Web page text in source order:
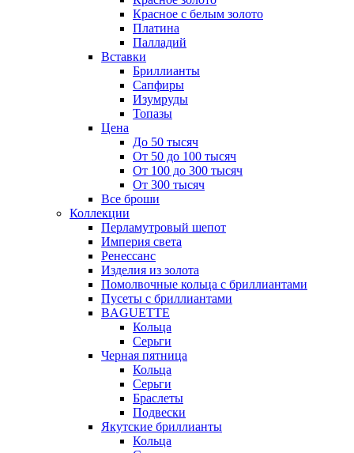
Красное с белым золото
Платина
Палладий
Вставки
Бриллианты
Сапфиры
Изумруды
Топазы
Цена
До 50 тысяч
От 50 до 100 тысяч
От 100 до 300 тысяч
От 300 тысяч
Все броши
Коллекции
Перламутровый шепот
Империя света
Ренессанс
Изделия из золота
Помолвочные кольца с бриллиантами
Пусеты с бриллиантами
BAGUETTE
Кольца
Серьги
Черная пятница
Кольца
Серьги
Браслеты
Подвески
Якутские бриллианты
Кольца